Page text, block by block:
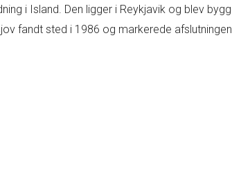
i Island. Den ligger i Reykjavik og blev
fandt sted i 1986 og markerede afslutningen